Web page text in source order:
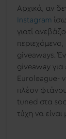
Αρχικά, αν
Instagram
γιατί
giveaways.
giveaway για
Euroleague-
πλέον
tuned στα
τύχη να